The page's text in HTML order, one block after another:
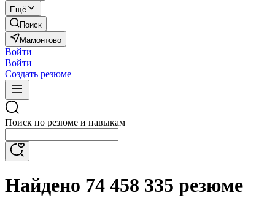
Ещё
Поиск
Мамонтово
Войти
Войти
Создать резюме
Поиск по резюме и навыкам
Найдено 74 458 335 резюме